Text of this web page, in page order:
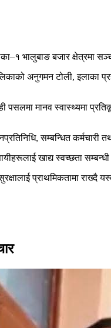
भालुबाङ बजार
अनुगमन टोली, इलाका
पसलमा मानव स्वास्थ्यमा
सम्बन्धित कर्मचारी
खाद्य स्वच्छता
प्राथमिकतामा राख्दै